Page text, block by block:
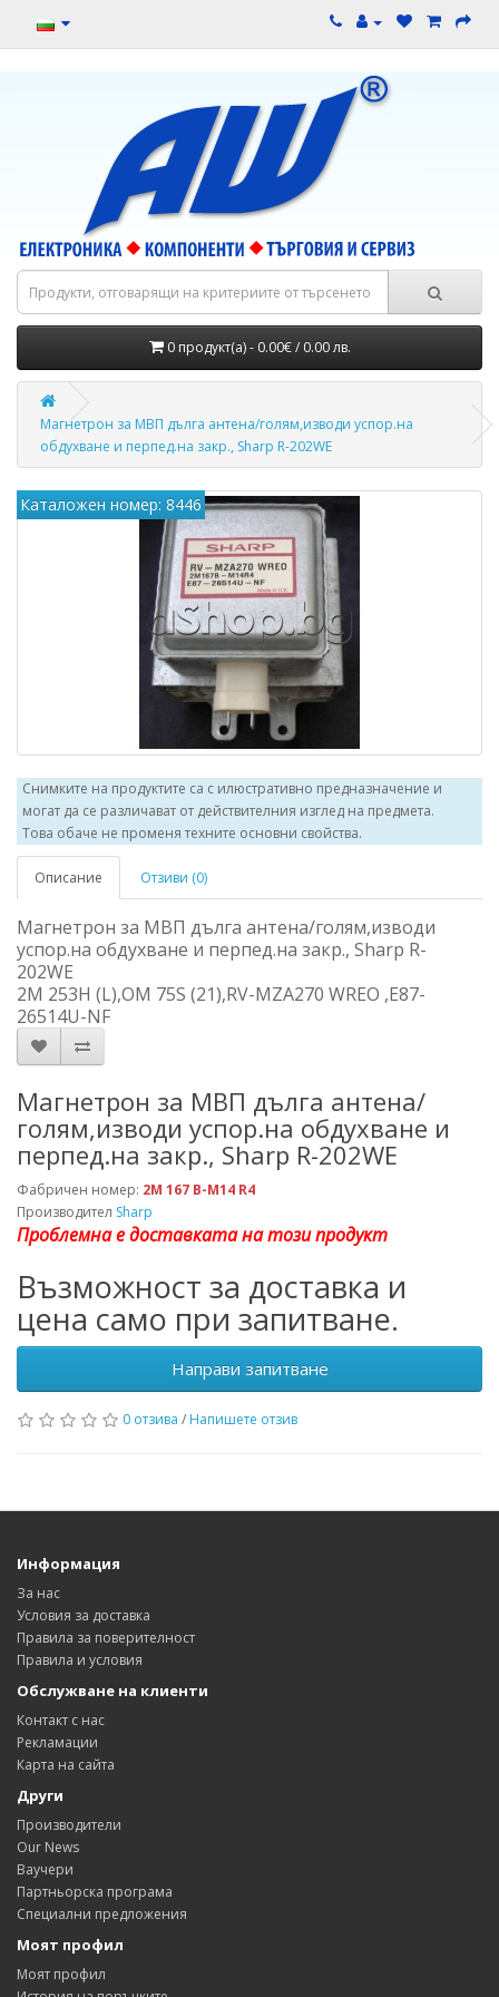
0 продукт(а) - 0.00€ / 0.00 лв.
Магнетрон за МВП дълга антена/голям,изводи успор.на
обдухване и перпед.на закр., Sharp R-202WE
Каталожен номер: 8446
Снимките на продуктите са с илюстративно предназначение и
могат да се различават от действителния изглед на предмета.
Това обаче не променя техните основни свойства.
Описание Отзиви (0)
Магнетрон за МВП дълга антена/голям,изводи
успор.на обдухване и перпед.на закр., Sharp R-
202WE
2M 253H (L),OM 75S (21),RV-MZA270 WREO ,E87-
26514U-NF
Магнетрон за МВП дълга антена/
голям,изводи успор.на обдухване и
перпед.на закр., Sharp R-202WE
Фабричен номер: 2M 167 B-M14 R4
Производител Sharp
Проблемна е доставката на този продукт
Възможност за доставка и
цена само при запитване.
Направи запитване
0 отзива / Напишете отзив
Информация
За нас
Условия за доставка
Правила за поверителност
Правила и условия
Обслужване на клиенти
Контакт с нас
Рекламации
Карта на сайта
Други
Производители
Our News
Ваучери
Партньорска програма
Специални предложения
Моят профил
Моят профил